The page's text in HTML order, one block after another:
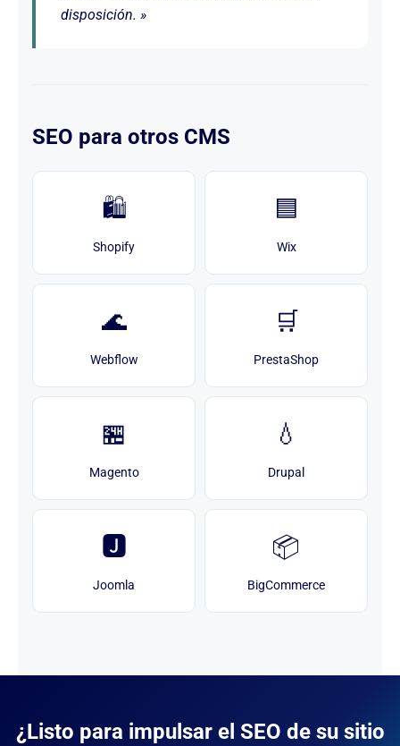
disposición. »
SEO para otros CMS
🛍️
Shopify
🟦
Wix
🌊
Webflow
🛒
PrestaShop
🏪
Magento
💧
Drupal
🅹
Joomla
📦
BigCommerce
¿Listo para impulsar el SEO de su sitio